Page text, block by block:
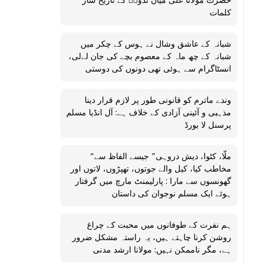
کلمات
شبانہ کے عاشق وشال نے ہوس کے چکر میں
شبانہ کے چھ ماہ کے معصوم بچے کی جان لےلی،
انسٹاگرام سے ہوئی تھی دونوں کی دوستی
وندے ماترم کو قانونی طور پر لازم قرار دینا
مذہبی و آئینی آزادی کے خلاف ہے: آل انڈیا مسلم
پرسنل لا بورڈ
“ملّا، کٹوا، دیش دروہی” جیسے الفاظ سے
مخاطب کیا، کیل والے جوتوں، تھپڑوں، لاتوں اور
گھونسوں سے مارا : پارلیمنٹ مارچ میں گرفتار
ہوئے ایک مسلم نوجوان کی داستان
ہم نفرت کے طوفانوں میں محبت کے چراغ
روشن کرنا چاہتے ہیں، یہ راستہ مشکل ضرور
ہے، مگر ناممکن نہیں: مولانا ارشد مدنی